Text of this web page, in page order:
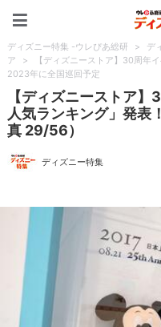
ディズニー特集 -ウレぴあ総研 > デ
ア
>
【ディズニーストア】30周年
2023年に全国巡回予定
【ディズニーストア
人気ランキング」発
真 29/56）
ディズニー特集